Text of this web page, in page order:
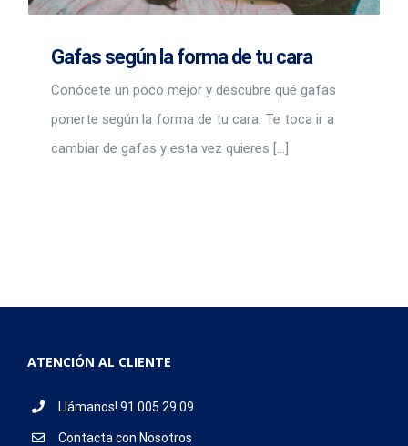
Gafas según la forma de tu cara
Conócete un poco mejor y descubre qué gafas
ponerte según la forma de tu cara. Te toca ir a
cambiar de gafas y esta vez quieres [...]
ATENCIÓN AL CLIENTE
Llámanos! 91 005 29 09
Contacta con Nosotros